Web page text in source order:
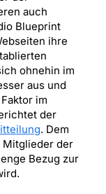
auch
Blueprint
ihre
ohnehin im
aus und
im
der
. Dem
Mitglieder der
Bezug zur